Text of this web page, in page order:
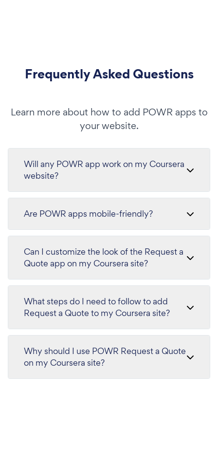
Frequently Asked Questions
Learn more about how to add POWR apps to
your website.
Will any POWR app work on my Coursera
website?
Are POWR apps mobile-friendly?
Can I customize the look of the Request a
Quote app on my Coursera site?
What steps do I need to follow to add
Request a Quote to my Coursera site?
Why should I use POWR Request a Quote
on my Coursera site?